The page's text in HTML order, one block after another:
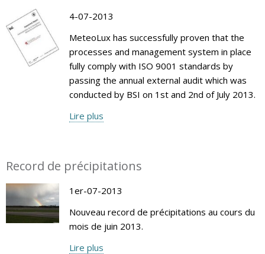
4-07-2013
MeteoLux has successfully proven that the
processes and management system in place
fully comply with ISO 9001 standards by
passing the annual external audit which was
conducted by BSI on 1st and 2nd of July 2013.
Lire plus
Record de précipitations
1er-07-2013
Nouveau record de précipitations au cours du
mois de juin 2013.
Lire plus